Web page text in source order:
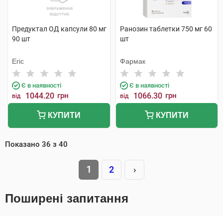
Предуктал ОД капсули 80 мг
90 шт
Егіс
Є в наявності
від 1044.20 грн
КУПИТИ
Ранозин таблетки 750 мг 60
шт
Фармак
Є в наявності
від 1066.30 грн
КУПИТИ
Показано 36 з 40
1 2 ›
Поширені запитання